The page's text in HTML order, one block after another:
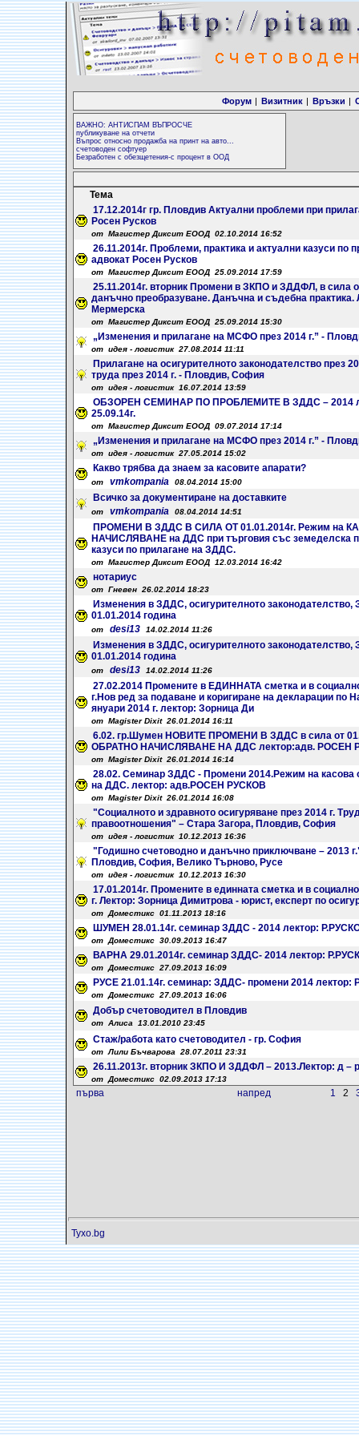
Форум | Визитник | Връзки |
ВАЖНО: АНТИСПАМ ВЪПРОСЧЕ
публикуване на отчети
Въпрос относно продажба на принт на авто...
счетоводен софтуер
Безработен с обезщетения-с процент в ООД
Тема
17.12.2014г гр. Пловдив Актуални проблеми при
Росен Русков
от Магистер Диксит ЕООД 02.10.2014 16:52
26.11.2014г. Проблеми, практика и актуални казуси по
адвокат Росен Русков
от Магистер Диксит ЕООД 25.09.2014 17:59
25.11.2014г. вторник Промени в ЗКПО и ЗДДФЛ, в сила
данъчно преобразуване. Данъчна и съдебна
Мермерска
от Магистер Диксит ЕООД 25.09.2014 15:30
„Изменения и прилагане на МСФО през 2014 г.” -
от идея - логистик 27.08.2014 11:11
Прилагане на осигурителното законодателство през
труда през 2014 г. - Пловдив, София
от идея - логистик 16.07.2014 13:59
ОБЗОРЕН СЕМИНАР ПО ПРОБЛЕМИТЕ В ЗДДС – 2014
25.09.14г.
от Магистер Диксит ЕООД 09.07.2014 17:14
„Изменения и прилагане на МСФО през 2014 г.” -
от идея - логистик 27.05.2014 15:02
Какво трябва да знаем за касовите апарати?
от vmkompania 08.04.2014 15:00
Всичко за документиране на доставките
от vmkompania 08.04.2014 14:51
ПРОМЕНИ В ЗДДС В СИЛА ОТ 01.01.2014г. Режим на
НАЧИСЛЯВАНЕ на ДДС при търговия със земеделска
казуси по прилагане на ЗДДС.
от Магистер Диксит ЕООД 12.03.2014 16:42
нотариус
от Гневен 26.02.2014 18:23
Изменения в ЗДДС, осигурителното
01.01.2014 година
от desi13 14.02.2014 11:26
Изменения в ЗДДС, осигурителното
01.01.2014 година
от desi13 14.02.2014 11:26
27.02.2014 Промените в ЕДИННАТА сметка и в
г.Нов ред за подаване и коригиране на декларации по
януари 2014 г. лектор: Зорница Ди
от Мagister Dixit 26.01.2014 16:11
6.02. гр.Шумен НОВИТЕ ПРОМЕНИ В ЗДДС в сила от
ОБРАТНО НАЧИСЛЯВАНЕ НА ДДС лектор:адв. РОСЕН
от Magister Dixit 26.01.2014 16:14
28.02. Семинар ЗДДС - Промени 2014.Режим на касова
на ДДС. лектор: адв.РОСЕН РУСКОВ
от Magister Dixit 26.01.2014 16:08
"Социалното и здравното осигуряване през 2014 г.
правоотношения" – Стара Загора, Пловдив, София
от идея - логистик 10.12.2013 16:36
"Годишно счетоводно и данъчно приключване – 2013
Пловдив, София, Велико Търново, Русе
от идея - логистик 10.12.2013 16:30
17.01.2014г. Промените в единната сметка и в
г. Лектор: Зорница Димитрова - юрист, експерт по
от Доместикс 01.11.2013 18:16
ШУМЕН 28.01.14г. семинар ЗДДС - 2014 лектор:
от Доместикс 30.09.2013 16:47
ВАРНА 29.01.2014г. семинар ЗДДС- 2014 лектор:
от Доместикс 27.09.2013 16:09
РУСЕ 21.01.14г. семинар: ЗДДС- промени 2014 лектор:
от Доместикс 27.09.2013 16:06
Добър счетоводител в Пловдив
от Алиса 13.01.2010 23:45
Стаж/работа като счетоводител - гр. София
от Лили Бъчварова 28.07.2011 23:31
26.11.2013г. вторник ЗКПО И ЗДДФЛ – 2013.Лектор: д
от Доместикс 02.09.2013 17:13
първа напред 1 2